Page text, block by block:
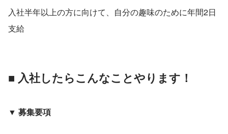
入社半年以上の方に向けて、自分の趣味のために年間2日
支給
■ 入社したらこんなことやります！
▼ 募集要項